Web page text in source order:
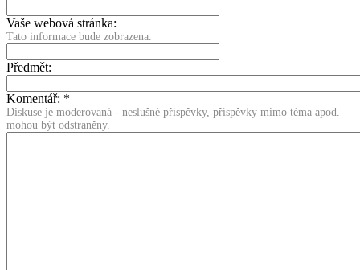
Vaše webová stránka:
Tato informace bude zobrazena.
Předmět:
Komentář: *
Diskuse je moderovaná - neslušné příspěvky, příspěvky mimo téma apod.
mohou být odstraněny.